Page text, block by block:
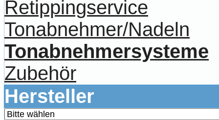
Retippingservice
Tonabnehmer/Nadeln
Tonabnehmersysteme
Zubehör
Hersteller